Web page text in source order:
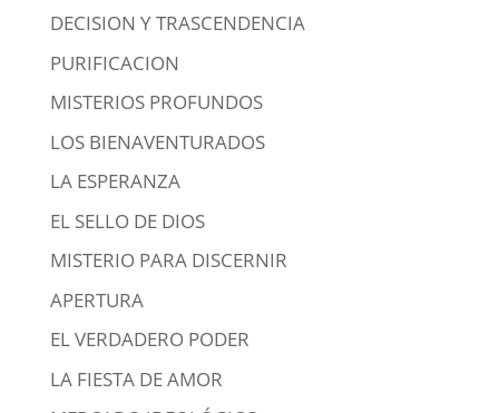
DECISION Y TRASCENDENCIA
PURIFICACION
MISTERIOS PROFUNDOS
LOS BIENAVENTURADOS
LA ESPERANZA
EL SELLO DE DIOS
MISTERIO PARA DISCERNIR
APERTURA
EL VERDADERO PODER
LA FIESTA DE AMOR